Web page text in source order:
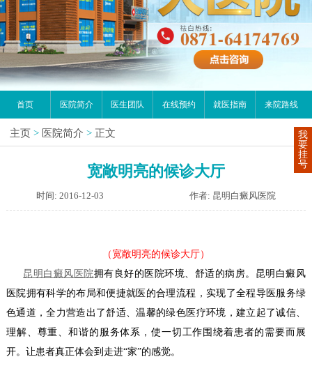
首页 医院简介 医生团队 在线预约 就医指南 来院路线
主页 > 医院简介 > 正文
宽敞明亮的候诊大厅
时间: 2016-12-03 作者: 昆明白癜风医院
（宽敞明亮的候诊大厅）
昆明白癜风医院拥有良好的医院环境、舒适的病房。昆明白癜风
医院拥有科学的布局和便捷就医的合理流程，实现了全程导医服务绿
色通道，全力营造出了舒适、温馨的绿色医疗环境，建立起了诚信、
理解、尊重、和谐的服务体系，使一切工作围绕着患者的需要而展
开。让患者真正体会到走进“家”的感觉。
我
要
挂
号